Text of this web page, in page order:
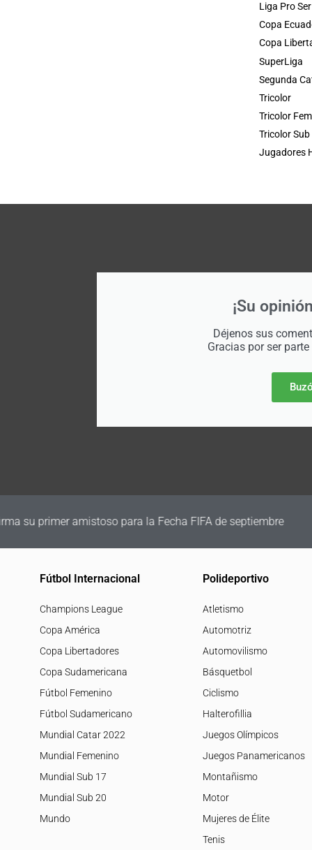
Liga Pro
Copa
Copa
SuperLiga
Segunda
Tricolor
Tricolor
Tricolor Sub
Jugadores
¡Su
Déjenos sus
Gracias por ser
su primer amistoso para la Fecha FIFA de septiembre
Fútbol Internacional
Champions League
Copa América
Copa Libertadores
Copa Sudamericana
Fútbol Femenino
Fútbol Sudamericano
Mundial Catar 2022
Mundial Femenino
Mundial Sub 17
Mundial Sub 20
Mundo
Polideportivo
Atletismo
Automotriz
Automovilismo
Básquetbol
Ciclismo
Halterofillia
Juegos Olímpicos
Juegos Panamericanos
Montañismo
Motor
Mujeres de Élite
Tenis